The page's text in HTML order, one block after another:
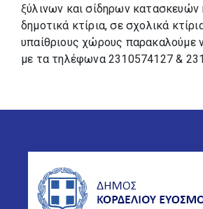
ξύλινων και σίδηρων κατασκευών
δημοτικά κτίρια, σε σχολικά
υπαίθριους χώρους παρακαλούμε
με τα τηλέφωνα 2310574127 &